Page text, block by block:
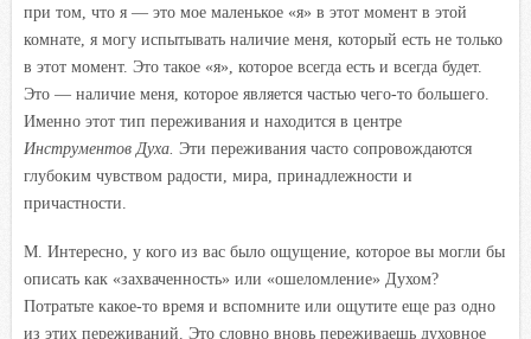
при том, что я — это мое маленькое «я» в этот момент в этой
комнате, я могу испытывать наличие меня, который есть не только
в этот момент. Это такое «я», которое всегда есть и всегда будет.
Это — наличие меня, которое является частью чего-то большего.
Именно этот тип переживания и находится в центре
Инструментов Духа. Эти переживания часто сопровождаются
глубоким чувством радости, мира, принадлежности и
причастности.
М. Интересно, у кого из вас было ощущение, которое вы могли бы
описать как «захваченность» или «ошеломление» Духом?
Потратьте какое-то время и вспомните или ощутите еще раз одно
из этих переживаний. Это словно вновь переживаешь духовное